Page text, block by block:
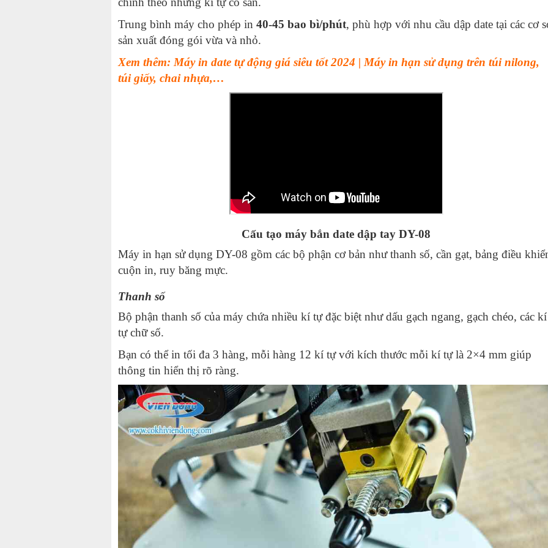
Trung bình máy cho phép in 40-45 bao bì/phút, phù hợp với nhu cầu dập date tại các cơ
sản xuất đóng gói vừa và nhỏ.
Xem thêm: Máy in date tự động giá siêu tốt 2024 | Máy in hạn sử dụng trên túi nilong,
túi giấy, chai nhựa,…
Cấu tạo máy bắn date dập tay DY-08
Máy in hạn sử dụng DY-08 gồm các bộ phận cơ bản như thanh số, cần gạt, bảng điều
cuộn in, ruy băng mực.
Thanh số
Bộ phận thanh số của máy chứa nhiều kí tự đặc biệt như dấu gạch ngang, gạch chéo, các kí
tự chữ số.
Bạn có thể in tối đa 3 hàng, mỗi hàng 12 kí tự với kích thước mỗi kí tự là 2×4 mm giúp
thông tin hiển thị rõ ràng.